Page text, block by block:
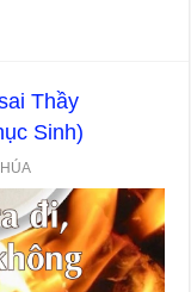
Thầy
Sinh)